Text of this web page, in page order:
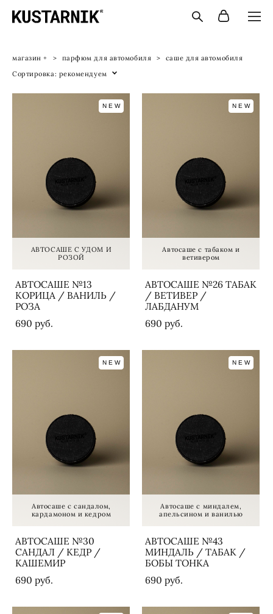
магазин + > парфюм для автомобиля >
саше для автомобиля
Сортировка: рекомендуем
NEW
АВТОСАШЕ С УДОМ И
РОЗОЙ
АВТОСАШЕ №13
КОРИЦА / ВАНИЛЬ /
РОЗА
690 pуб.
NEW
Автосаше с табаком и
ветивером
АВТОСАШЕ №26 ТАБАК
/ ВЕТИВЕР /
ЛАБДАНУМ
690 pуб.
NEW
Автосаше с сандалом,
кардамоном и кедром
АВТОСАШЕ №30
САНДАЛ / КЕДР /
КАШЕМИР
690 pуб.
NEW
Автосаше с миндалем,
апельсином и ванилью
АВТОСАШЕ №43
МИНДАЛЬ / ТАБАК /
БОБЫ ТОНКА
690 pуб.